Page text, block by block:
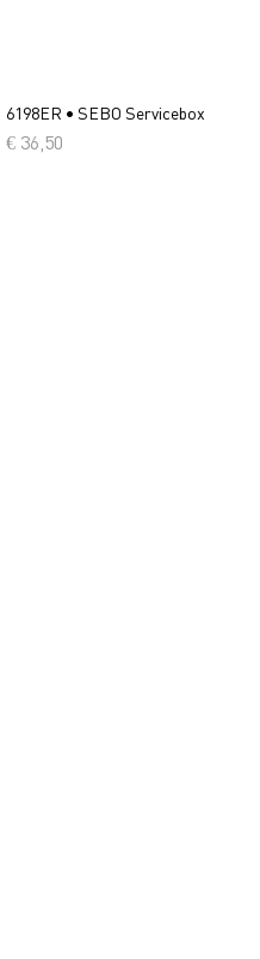
6198ER • SEBO Servicebox
Prijs
€ 36,50